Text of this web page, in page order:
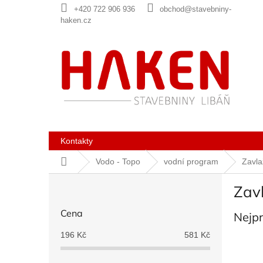
+420 722 906 936
obchod@stavebniny-
haken.cz
Kontakty
Domů Vodo - Topo vodní program
Cena
196 Kč 581 Kč